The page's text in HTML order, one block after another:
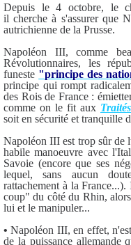
Depuis le 4 octobre, le
il cherche à s'assurer que
autrichienne de la Prusse.
Napoléon III, comme
Révolutionnaires, les
funeste "principe des
principe qui rompt
des Rois de France :
comme on le fit aux
soit en sécurité et tranquille
Napoléon III est trop sûr de
habile manoeuvre avec
Savoie (encore que ses
lequel, sans aucun
rattachement à la
coup" du côté du Rhin,
lui et le manipuler...
• Napoléon III, en effet,
de la puissance allemande